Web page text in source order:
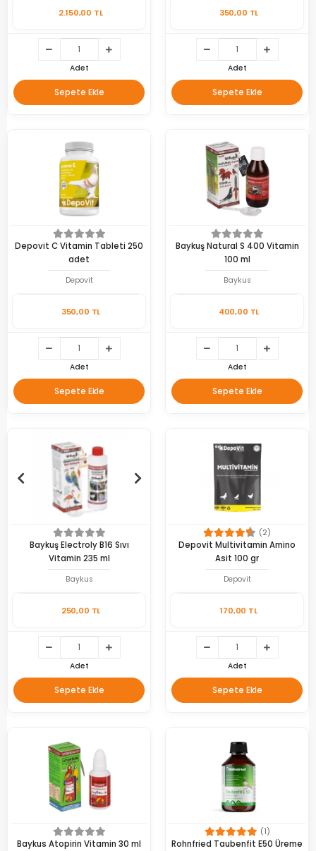
2.150,00 TL
Adet
Sepete Ekle
350,00 TL
Adet
Sepete Ekle
Depovit C Vitamin Tableti 250
adet
Depovit
350,00 TL
Adet
Sepete Ekle
Baykuş Natural S 400 Vitamin
100 ml
Baykus
400,00 TL
Adet
Sepete Ekle
Baykuş Electroly B16 Sıvı
Vitamin 235 ml
Baykus
250,00 TL
Adet
Sepete Ekle
(2)
Depovit Multivitamin Amino
Asit 100 gr
Depovit
170,00 TL
Adet
Sepete Ekle
Baykus Atopirin Vitamin 30 ml
(1)
Rohnfried Taubenfit E50 Üreme